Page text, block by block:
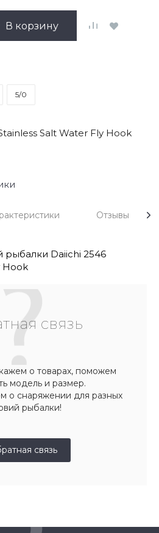
В корзину
5/0
Salt Water Fly Hook
Отзывы
Daiichi 2546
Hook
связь
о товарах, поможем
модель и размер.
о снаряжении для разных
рыбалки!
связь